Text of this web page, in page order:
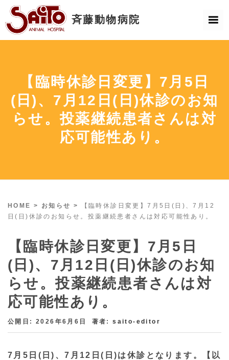
【臨時休診日変更】7月5日
(日)、7月12日(日)休診のお知
らせ。投薬継続患者さんは対
応可能性あり。
HOME > お知らせ >
【臨時休診日変更】7月5日(日)、7月12
日(日)休診のお知らせ。投薬継続患者さんは対応可能性あり。
【臨時休診日変更】7月5日
(日)、7月12日(日)休診のお知
らせ。投薬継続患者さんは対
応可能性あり。
公開日: 2026年6月6日 著者:saito-editor
7月5日(日)、7月12日(日)は休診となります。【以